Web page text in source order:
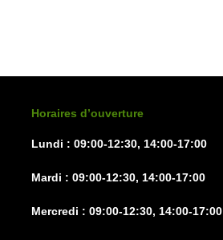
Horaires d’ouverture
Lundi : 09:00-12:30, 14:00-17:00
Mardi : 09:00-12:30, 14:00-17:00
Mercredi : 09:00-12:30, 14:00-17:00